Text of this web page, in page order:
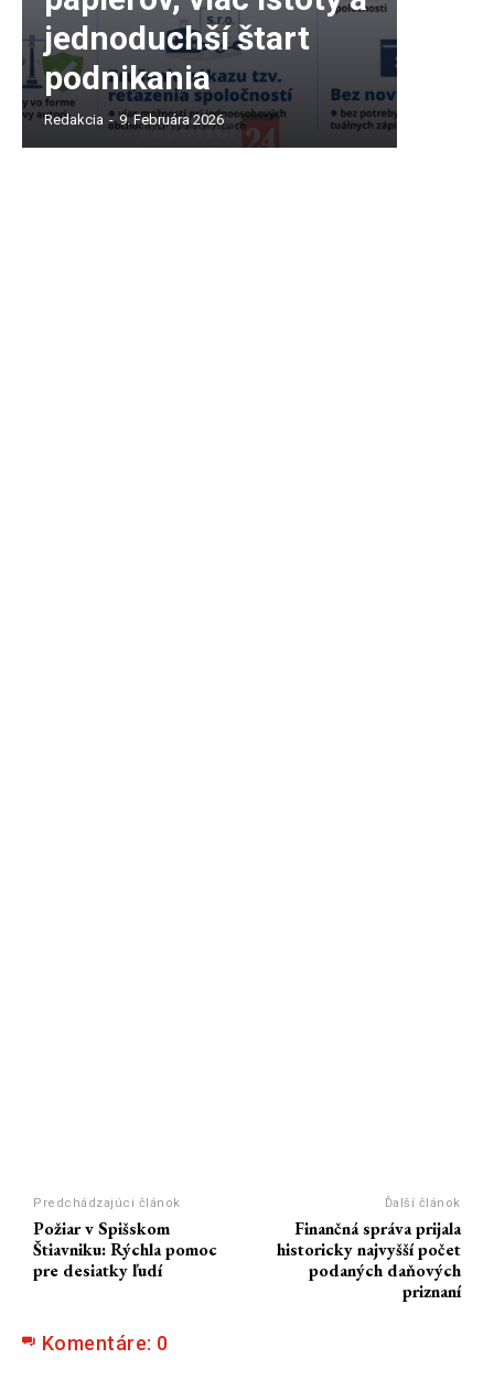
jednoduchší štart
podnikania
Redakcia - 9. Februára 2026
Predchádzajúci článok
Požiar v Spišskom
Štiavniku: Rýchla pomoc
pre desiatky ľudí
Ďalší článok
Finančná správa prijala
historicky najvyšší počet
podaných daňových
priznaní
Komentáre: 0